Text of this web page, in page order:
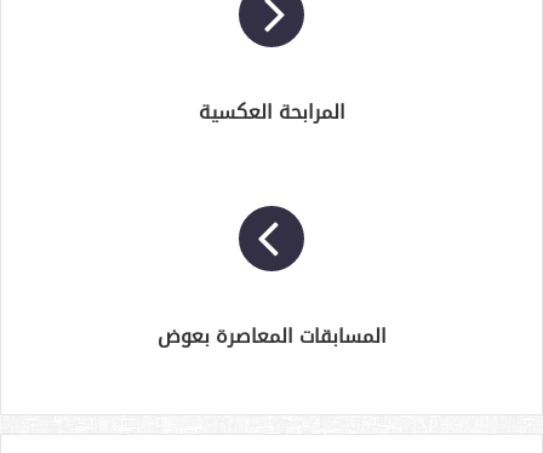
المرابحة العكسية
المسابقات المعاصرة بعوض